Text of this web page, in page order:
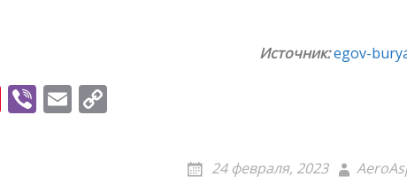
Источник:egov-
Pi Vi E
24 февраля, 2023